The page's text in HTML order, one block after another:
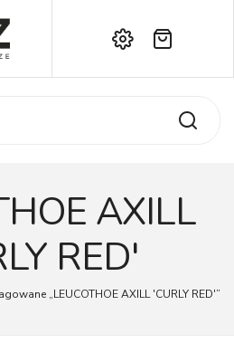
w koszyku.
AXILL
RED'
„LEUCOTHOE AXILL 'CURLY RED'”